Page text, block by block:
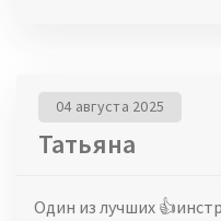
Татьяна
04 августа 2025
Один из лучших